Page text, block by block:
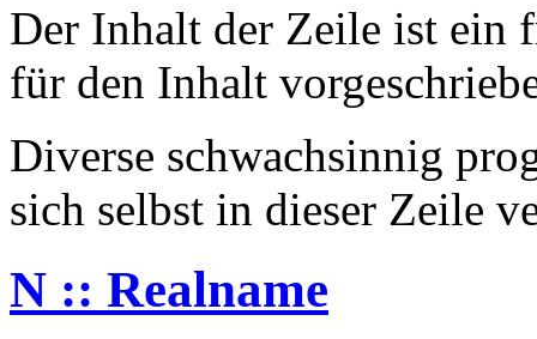
Der Inhalt der Zeile ist ein
für den Inhalt
Diverse schwachsinnig
sich selbst in dieser Zeile
N :: Realname